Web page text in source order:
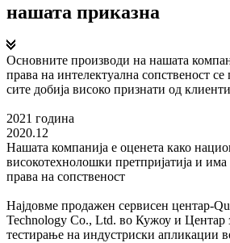
нашата приказна
Основните производи на нашата
права на интелектуална сопственост
сите добија високо признати од
2021 година
2020.12
Нашата компанија е оценета како
високотехнолошки претпријатија и
права на сопственост
Најдовме продажен сервисен центар-
Technology Co., Ltd. во Кужоу и Центар
тестирање на индустриски апликации